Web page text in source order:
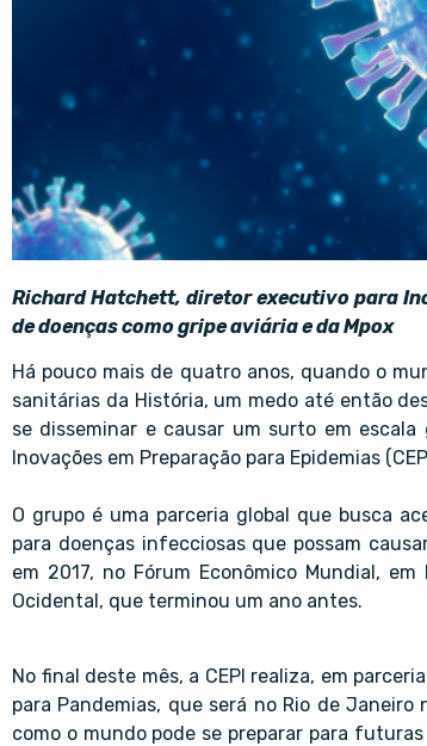
Richard Hatchett, diretor executivo para
de doenças como gripe aviária e da Mpox
Há pouco mais de quatro anos, quando o
sanitárias da História, um medo até então
se disseminar e causar um surto em escala
Inovações em Preparação para Epidemias
O grupo é uma parceria global que busca
para doenças infecciosas que possam
em 2017, no Fórum Econômico Mundial,
Ocidental, que terminou um ano antes.
No final deste mês, a CEPI realiza, em
para Pandemias, que será no Rio de
como o mundo pode se preparar para